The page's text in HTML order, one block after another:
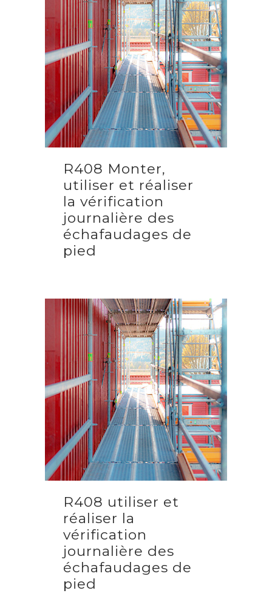
R408 Monter,
utiliser et réaliser
la vérification
journalière des
échafaudages de
pied
R408 utiliser et
réaliser la
vérification
journalière des
échafaudages de
pied